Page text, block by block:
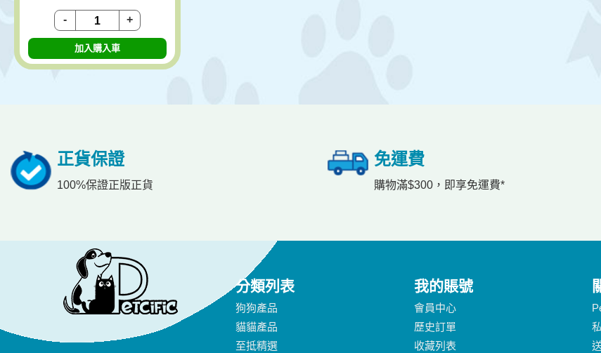
+
-
加入購入車
正貨保證
100%保證正版正貨
免運費
購物滿$300，即享免運費*
分類列表
狗狗產品
貓貓產品
至抵精選
我的賬號
會員中心
歷史訂單
收藏列表